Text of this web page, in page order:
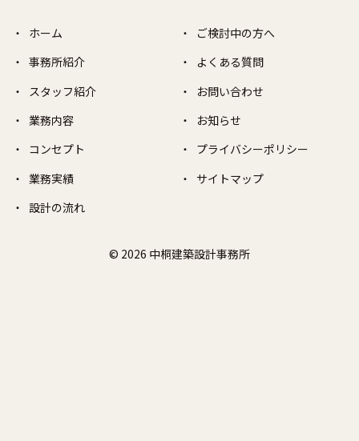
ホーム
事務所紹介
スタッフ紹介
業務内容
コンセプト
業務実績
設計の流れ
ご検討中の方へ
よくある質問
お問い合わせ
お知らせ
プライバシーポリシー
サイトマップ
© 2026 中桐建築設計事務所